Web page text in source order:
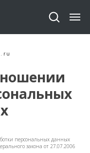
персональных данных
закона от 27.07.2006